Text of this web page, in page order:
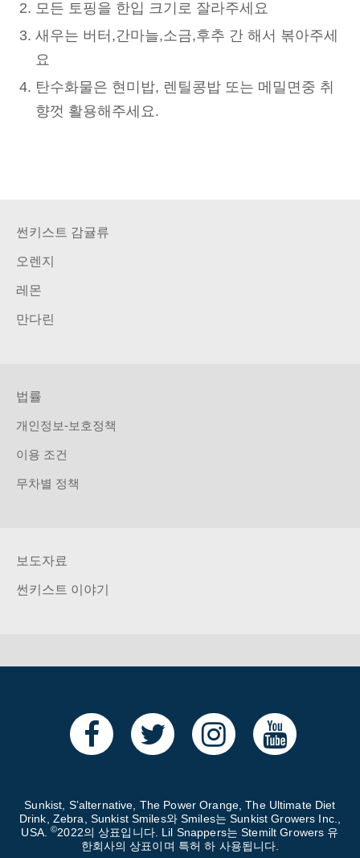
모든 토핑을 한입 크기로 잘라주세요
새우는 버터,간마늘,소금,후추 간 해서 볶아주세
요
탄수화물은 현미밥, 렌틸콩밥 또는 메밀면중 취
향껏 활용해주세요.
썬키스트 감귤류
오렌지
레몬
만다린
법률
개인정보-보호정책
이용 조건
무차별 정책
보도자료
썬키스트 이야기
Sunkist, S’alternative, The Power Orange, The Ultimate Diet
Drink, Zebra, Sunkist Smiles와 Smiles는 Sunkist Growers Inc.,
USA.©2022의 상표입니다. Lil Snappers는 Stemilt Growers 유
한회사의 상표이며 특허 하 사용됩니다.